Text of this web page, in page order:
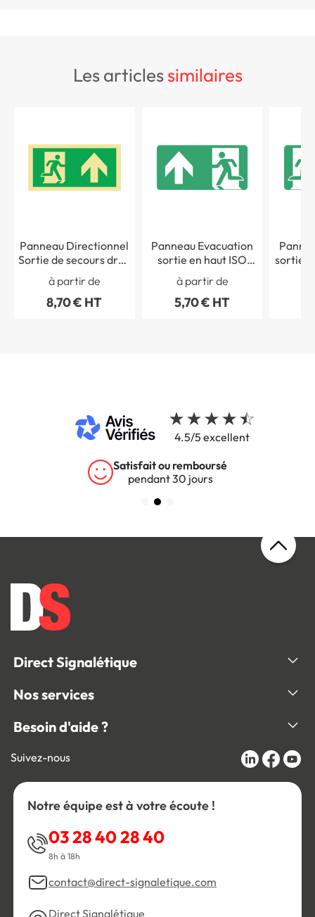
les articlessimilaires
Panneau Directionnel
Sortie de secours droit
devant droite - PVC
photoluminescent -
Classe C - STF 3831S
à partir de
8,70 € HT
Panneau Evacuation
sortie en haut ISO
7010 - STF 4033S
à partir de
5,70 € HT
sortie
4.5/5 excellent
Satisfait ou remboursé
pendant 30 jours
Direct Signalétique
Nos services
Besoin d'aide ?
Suivez-nous
Notre équipe est à votre écoute !
03 28 40 28 40
8h à 18h
contact@direct-signaletique.com
Direct Signalétique